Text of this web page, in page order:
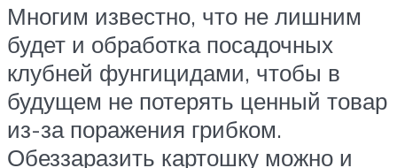
Многим известно, что не лишним
будет и обработка посадочных
клубней фунгицидами, чтобы в
будущем не потерять ценный товар
из-за поражения грибком.
Обеззаразить картошку можно и